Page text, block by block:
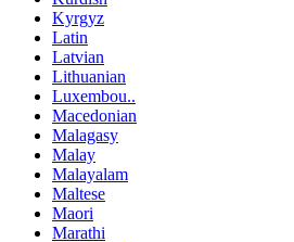
Kyrgyz
Latin
Latvian
Lithuanian
Luxembou..
Macedonian
Malagasy
Malay
Malayalam
Maltese
Maori
Marathi